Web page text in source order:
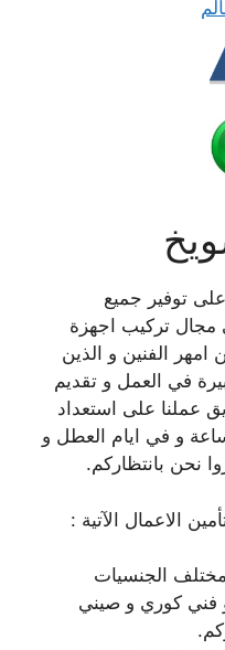
توفير جميع
مجال تركيب اجهزة
امهر الفنين و الذين
في العمل و تقديم
عملنا على استعداد
و في ايام العطل و
نحن بانتظاركم.
الاعمال الآتية :
الجنسيات
و فني كوري و صيني